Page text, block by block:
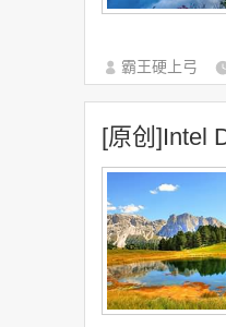
霸王硬上弓
[原创]Intel